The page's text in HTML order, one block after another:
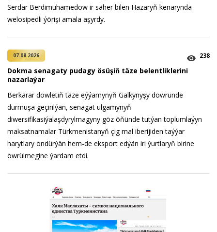
Serdar Berdimuhamedow ir säher bilen Hazaryň kenarynda
welosipedli ýörişi amala aşyrdy.
07.08.2026 238
Dokma senagaty pudagy ösüşiň täze belentliklerini
nazarlaýar
Berkarar döwletiň täze eýýamynyň Galkynyşy döwründe
durmuşa geçirilýän, senagat ulgamynyň
diwersifikasiýalaşdyrylmagyny göz öňünde tutýan toplumlaýyn
maksatnamalar Türkmenistanyň çig mal iberijiden taýýar
harytlary öndürýän hem-de eksport edýän iri ýurtlaryň birine
öwrülmegine ýardam etdi.